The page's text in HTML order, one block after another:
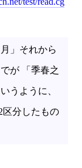
」それから
が 「季春之
うように、
区分したもの